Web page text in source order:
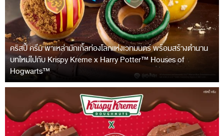
คริสปี้ ครีม พาเหล่ามักเกิ้ลท่องโลกแห่งเวทมนตร์ พร้อมสร้างตำนาน
บทใหม่ไปกับ Krispy Kreme x Harry Potter™ Houses of
Hogwarts™